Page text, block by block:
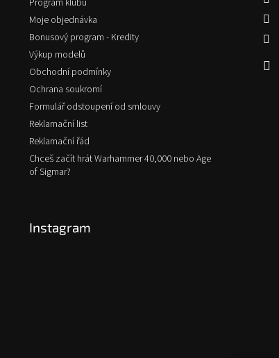
Program klubu
Moje objednávka
Bonusový program - Kredity
Výkup modelů
Obchodní podmínky
Ochrana soukromí
Formulář odstoupení od smlouvy
Reklamační list
Reklamační řád
Chceš začít hrát Warhammer 40,000 nebo Age
of Sigmar?
Instagram